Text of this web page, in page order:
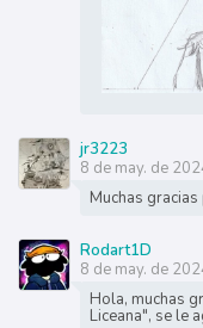
jr3223
8 de may. de
Muchas gracias
Rodart1D
8 de may. de
Hola, muchas
Liceana", se le